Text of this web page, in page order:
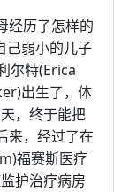
经历了怎样的
己弱小的儿子
尔特(Erica
出生了，体
，终于能把
来，经过了在
福赛斯医疗
护治疗病房